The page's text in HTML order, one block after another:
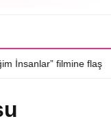
İnsanlar” filmine flaş